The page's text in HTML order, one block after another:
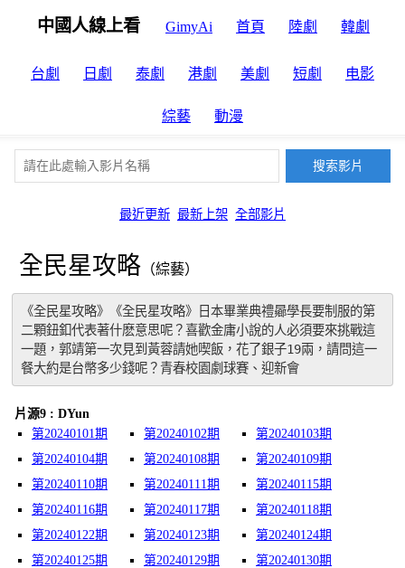
中國人線上看 GimyAi 首頁 陸劇 韓劇
台劇 日劇 泰劇 港劇 美劇 短劇 电影
綜藝 動漫
最近更新 最新上架 全部影片
全民星攻略 （綜藝）
《全民星攻略》《全民星攻略》日本畢業典禮曏學長要制服的第
二顆鈕釦代表著什麽意思呢？喜歡金庸小說的人必須要來挑戰這
一題，郭靖第一次見到黃蓉請她喫飯，花了銀子19兩，請問這一
餐大約是台幣多少錢呢？青春校園劇球賽、迎新會
片源9 : DYun
第20240101期
第20240102期
第20240103期
第20240104期
第20240108期
第20240109期
第20240110期
第20240111期
第20240115期
第20240116期
第20240117期
第20240118期
第20240122期
第20240123期
第20240124期
第20240125期
第20240129期
第20240130期